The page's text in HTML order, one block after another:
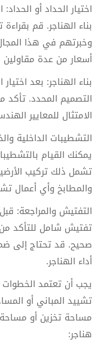
اختيار الحداد أو
بناء الهناجر. قم
وخبرتهم في هذا
أسعار من عدة مقاولين
بناء الهناجر: بعد
التصميم المحدد. تأكد
الامتثال للمعايير
التشطيبات الداخلية
يمكنك القيام
تشمل ذلك تركيب
والمطابخ وأي أعمال
التفتيش والمراجعة:
تفتيش شامل للتأكد
صحيح. قد تحتاج إلى
أداء الهناجر.
يجب أن تعتمد الخطوات
تشييد المباني أو
مساحة تخزين أو
هناجر: